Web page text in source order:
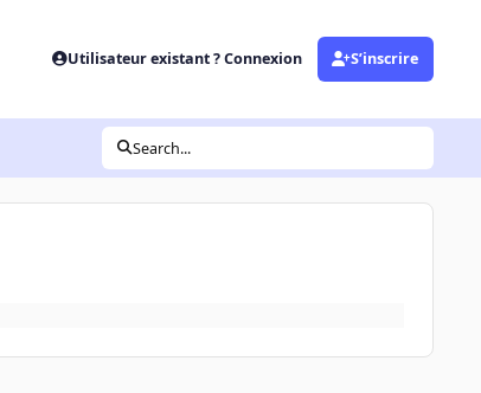
Utilisateur existant ? Connexion S’inscrire
Search...